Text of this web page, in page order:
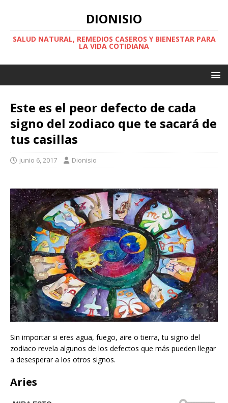
DIONISIO
SALUD NATURAL, REMEDIOS CASEROS Y BIENESTAR PARA
LA VIDA COTIDIANA
Este es el peor defecto de cada
signo del zodiaco que te sacará de
tus casillas
junio 6, 2017 Dionisio
Sin importar si eres agua, fuego, aire o tierra, tu signo del
zodiaco revela algunos de los defectos que más pueden llegar
a desesperar a los otros signos.
Aries